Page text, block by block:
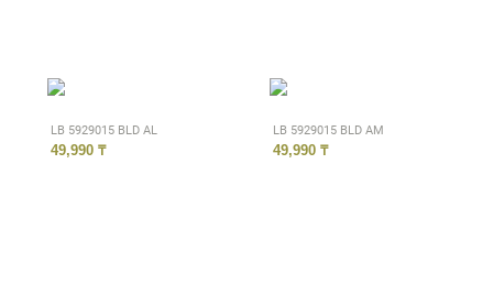
LB 5929015 BLD AL
49,990 ₸
LB 5929015 BLD AM
49,990 ₸